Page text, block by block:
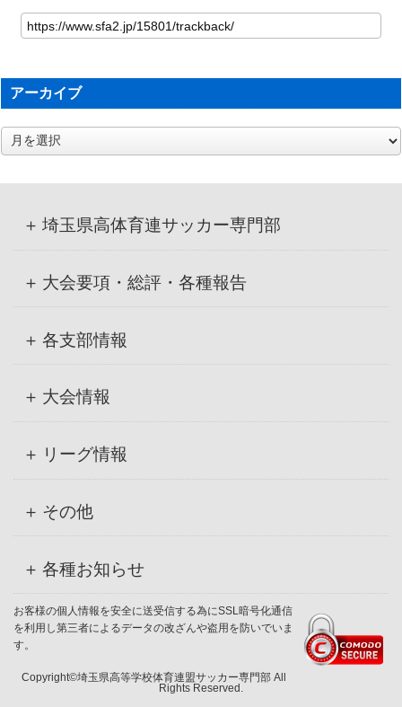
アーカイブ
ア
ー
埼玉県高体育連サッカー専門部
大会要項・総評・各種報告
各支部情報
大会情報
リーグ情報
その他
各種お知らせ
お客様の個人情報を安全に送受信する為にSSL暗号化通信
を利用し第三者によるデータの改ざんや盗用を防いでいま
す。
Copyright©埼玉県高等学校体育連盟サッカー専門部 All
Rights Reserved.